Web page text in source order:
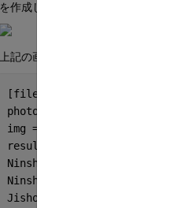
を作成しています．
上記の画像が，成分表示表の画像で
[file,path,indx] =
photo = fullfile(path,file);
img = imread(photo);
results = ocr(img);
Ninshikimoji =
Ninshikiwaku =
Jisho = readtable(